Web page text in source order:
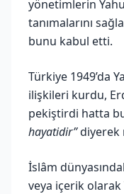
yönetimlerin
tanımalarını
bunu kabul etti.
Türkiye 1949’da
ilişkileri kurdu,
pekiştirdi hatta
hayatidir”diyerek
İslâm
veya içerik olarak